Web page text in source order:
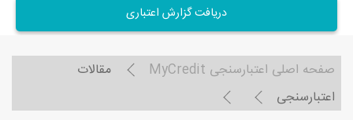
دریافت گزارش اعتباری
صفحه اصلی اعتبارسنجی MyCredit
مقالات
اعتبارسنجی